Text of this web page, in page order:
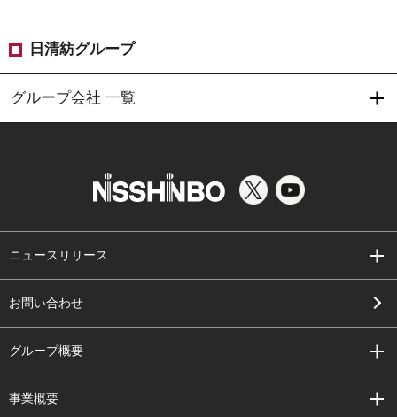
日清紡グループ
グループ会社 一覧
ニュースリリース
お問い合わせ
グループ概要
事業概要